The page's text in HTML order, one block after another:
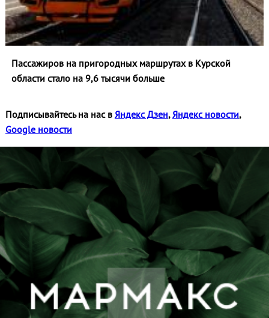
Пассажиров на пригородных маршрутах в Курской
области стало на 9,6 тысячи больше
Подписывайтесь на нас в Яндекс Дзен, Яндекс новости,
Google новости